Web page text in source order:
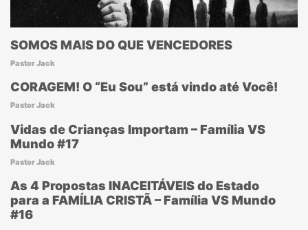
SOMOS MAIS DO QUE VENCEDORES
Pastor Jack
CORAGEM! O “Eu Sou” está vindo até Você!
Pastor Jack
Vidas de Crianças Importam – Família VS
Mundo #17
Pastor Jack
As 4 Propostas INACEITÁVEIS do Estado
para a FAMÍLIA CRISTÃ – Família VS Mundo
#16